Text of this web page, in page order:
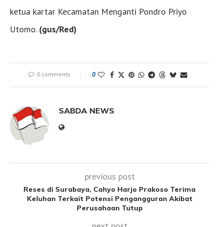
ketua kartar Kecamatan Menganti Pondro Priyo
Utomo. (gus/Red)
0 comments 0
SABDA NEWS
previous post
Reses di Surabaya, Cahyo Harjo Prakoso Terima
Keluhan Terkait Potensi Pengangguran Akibat
Perusahaan Tutup